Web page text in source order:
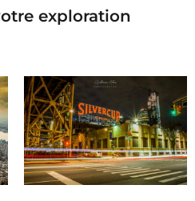
exploration